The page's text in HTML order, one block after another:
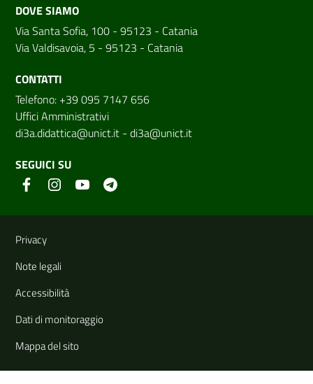
DOVE SIAMO
Via Santa Sofia, 100 - 95123 - Catania
Via Valdisavoia, 5 - 95123 - Catania
CONTATTI
Telefono: +39 095 7147 656
Uffici Amministrativi
di3a.didattica@unict.it - di3a@unict.it
SEGUICI SU
Link e informazioni utili
Privacy
Note legali
Accessibilità
Dati di monitoraggio
Mappa del sito